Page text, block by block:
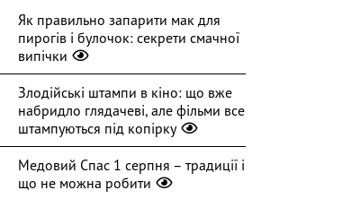
Як правильно запарити мак для
пирогів і булочок: секрети смачної
випічки
Злодійські штампи в кіно: що вже
набридло глядачеві, але фільми все
штампуються під копірку
Медовий Спас 1 серпня – традиції і
що не можна робити